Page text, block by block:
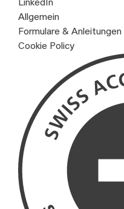
Allgemein
Formulare & Anleitungen
Cookie Policy